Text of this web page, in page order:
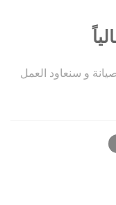
و سنعاود العمل